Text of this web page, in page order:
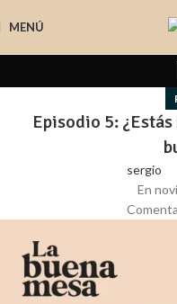
MENÚ
Episodio 5:
sergio
En